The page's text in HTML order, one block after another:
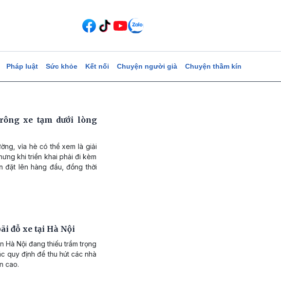
Pháp luật Sức khỏe Kết nối Chuyện người già Chuyện thầm kín
xe tạm dưới lòng
vỉa hè có thể xem là giải
khi triển khai phải đi kèm
đặt lên hàng đầu, đồng thời
đỗ xe tại Hà Nội
Hà Nội đang thiếu trầm trọng
quy định để thu hút các nhà
cao.